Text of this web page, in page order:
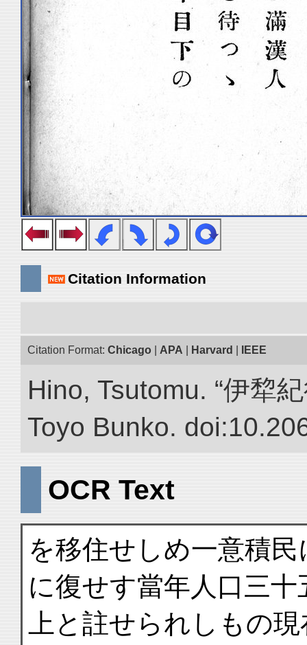
Citation Information
Citation Format: Chicago APA Harvard IEEE
Hino, Tsutomu. “伊犂
Toyo Bunko.
OCR Text
を移住せしめ一意積
に復せす當年人口三十
上と註せられしもの